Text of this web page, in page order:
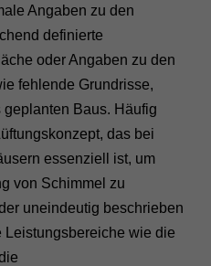
Angaben zu den
definierte
oder Angaben zu den
fehlende Grundrisse,
Baus. Häufig
das bei
essenziell ist, um
von Schimmel zu
uneindeutig beschrieben
wie die